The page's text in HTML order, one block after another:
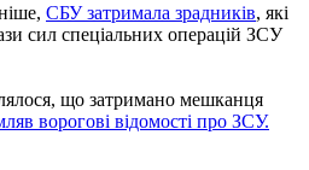
СБУ затримала зрадників, які
сил спеціальних операцій ЗСУ
що затримано мешканця
ворогові відомості про ЗСУ.